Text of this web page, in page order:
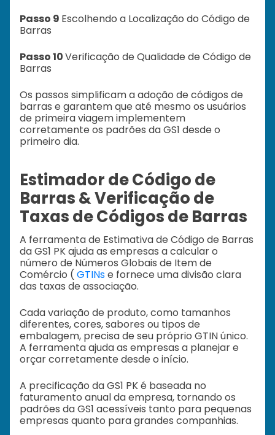
Passo 9 Escolhendo a Localização do Código de
Barras
Passo 10Verificação de Qualidade de Código de
Barras
Os passos simplificam a adoção de códigos de
barras e garantem que até mesmo os usuários
de primeira viagem implementem
corretamente os padrões da GS1 desde o
primeiro dia.
Estimador de Código de
Barras & Verificação de
Taxas de Códigos de Barras
A ferramenta de Estimativa de Código de Barras
da GS1 PK ajuda as empresas a calcular o
número de Números Globais de Item de
Comércio ( GTINse fornece uma divisão clara
das taxas de associação.
Cada variação de produto, como tamanhos
diferentes, cores, sabores ou tipos de
embalagem, precisa de seu próprio GTIN único.
A ferramenta ajuda as empresas a planejar e
orçar corretamente desde o início.
A precificação da GS1 PK é baseada no
faturamento anual da empresa, tornando os
padrões da GS1 acessíveis tanto para pequenas
empresas quanto para grandes companhias.